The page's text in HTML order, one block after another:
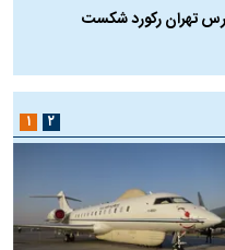
تهران رکورد شکست
۱ ۲